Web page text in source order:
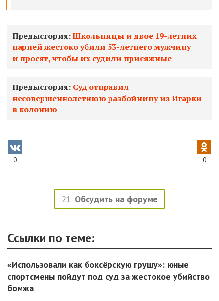
Предыстория:Школьницы и двое 19-летних
парней жестоко убили 53-летнего мужчину
и просят, чтобы их судили присяжные
Предыстория: Суд отправил
несовершеннолетнюю разбойницу из Игарки
в колонию
0 0
21 Обсудить на форуме
Ссылки по теме:
«Использовали как боксёрскую грушу»: юные
спортсмены пойдут под суд за жестокое убийство
бомжа